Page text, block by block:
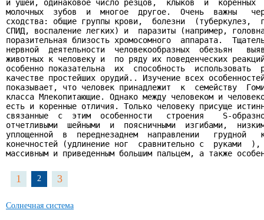
и ушей, одинаковое число резцов,  клыков  и  коренных
молочных  зубов  и  многое  другое.  Очень  важны
сходства: общие группы крови,  болезни  (туберкулез,
СПИД, воспаление легких) и  паразиты (например,
поразительная близость хромосомного  аппарата.
нервной  деятельности  человекообразных  обезьян
животных к человеку и  по ряду их поведенческих
особенно показательна  их  способность  использовать
качестве простейших орудий.. Изучение всех
показывает, что человек принадлежит  к  семейству
класса Млекопитающие. Однако между человеком и
есть и коренные отличия. Только человеку присуще
связанные  с  этим  особенности   строения    S-
отчетливыми  шейными  и  поясничными  изгибами,
уплощенной  в  переднезаднем  направлении   грудной
конечностей (удлинение ног  сравнительно с  руками
массивным и приведенным большим пальцем, а также
1 2 3
Солнечная система